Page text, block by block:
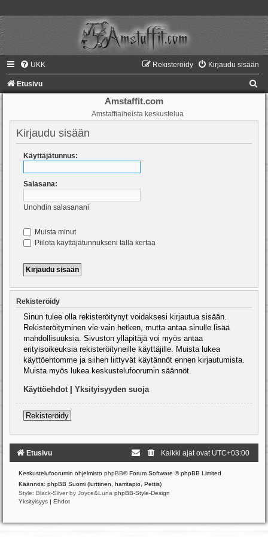
UKK Kirjaudu sisään
Rekisteröidy
Etusivu
Amstaffit.com
Amstaffiaiheista keskustelua
Kirjaudu sisään
Käyttäjätunnus:
Salasana:
Unohdin salasanani
Muista minut
Piilota käyttäjätunnukseni tällä kertaa
Rekisteröidy
Sinun tulee olla rekisteröitynyt voidaksesi kirjautua sisään.
Rekisteröityminen vie vain hetken, mutta antaa sinulle lisää
mahdollisuuksia. Sivuston ylläpitäjä voi myös antaa
erityisoikeuksia rekisteröityneille käyttäjille. Muista lukea
käyttöehtomme ja siihen liittyvät käytännöt ennen kirjautumista.
Muista myös lukea keskustelufoorumin säännöt.
Käyttöehdot Yksityisyyden suoja
Rekisteröidy
Etusivu Kaikki ajat ovat UTC+03:00
Keskustelufoorumin ohjelmisto phpBB® Forum Software © phpBB Limited
Käännös: phpBB Suomi (lurttinen, harritapio, Pettis)
Style: Black-Silver by Joyce&Luna phpBB-Style-Design
Yksityisyys | Ehdot